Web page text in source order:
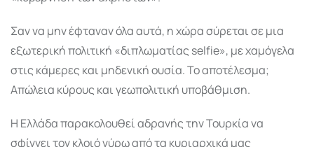
Σαν να μην έφταναν όλα αυτά, η χώρα σύρεται σε μια
εξωτερική πολιτική «διπλωματίας selfie», με χαμόγελα
στις κάμερες και μηδενική ουσία. Το αποτέλεσμα;
Απώλεια κύρους και γεωπολιτική υποβάθμιση.
Η Ελλάδα παρακολουθεί αδρανής την Τουρκία να
σφίγγει τον κλοιό γύρω από τα κυριαρχικά μας